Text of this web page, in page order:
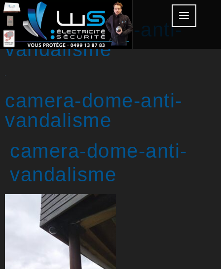
camera-dome-anti-
vandalisme
camera-dome-anti-
vandalisme
camera-dome-anti-
vandalisme